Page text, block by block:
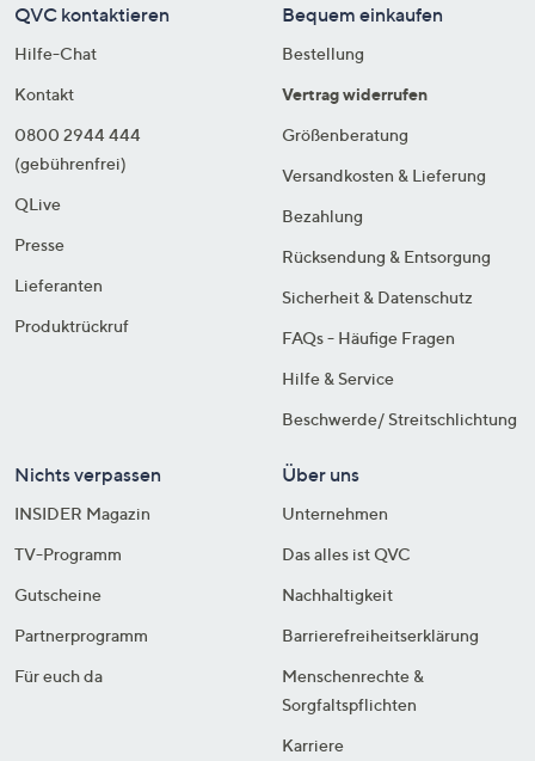
QVC kontaktieren
Hilfe-Chat
Kontakt
0800 2944 444
(gebührenfrei)
QLive
Presse
Lieferanten
Produktrückruf
Bequem einkaufen
Bestellung
Vertrag widerrufen
Größenberatung
Versandkosten & Lieferung
Bezahlung
Rücksendung & Entsorgung
Sicherheit & Datenschutz
FAQs - Häufige Fragen
Hilfe & Service
Beschwerde/ Streitschlichtung
Nichts verpassen
INSIDER Magazin
TV-Programm
Gutscheine
Partnerprogramm
Für euch da
Über uns
Unternehmen
Das alles ist QVC
Nachhaltigkeit
Barrierefreiheitserklärung
Menschenrechte &
Sorgfaltspflichten
Karriere